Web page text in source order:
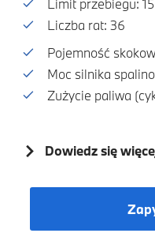
Limit przebiegu:
Liczba rat: 36
Pojemność
Moc silnika
Zużycie paliwa
Dowiedz się